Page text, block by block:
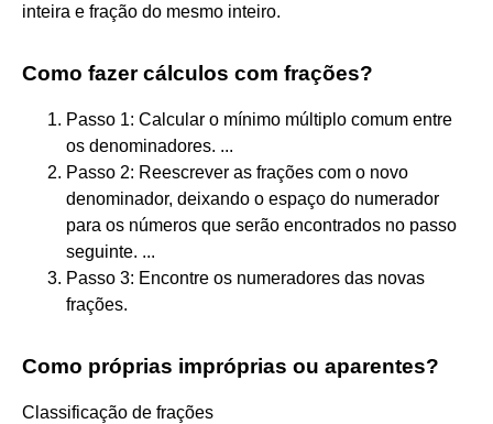
inteira e fração do mesmo inteiro.
Como fazer cálculos com frações?
Passo 1: Calcular o mínimo múltiplo comum entre
os denominadores. ...
Passo 2: Reescrever as frações com o novo
denominador, deixando o espaço do numerador
para os números que serão encontrados no passo
seguinte. ...
Passo 3: Encontre os numeradores das novas
frações.
Como próprias impróprias ou aparentes?
Classificação de frações